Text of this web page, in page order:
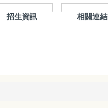
招生資訊 相關連結